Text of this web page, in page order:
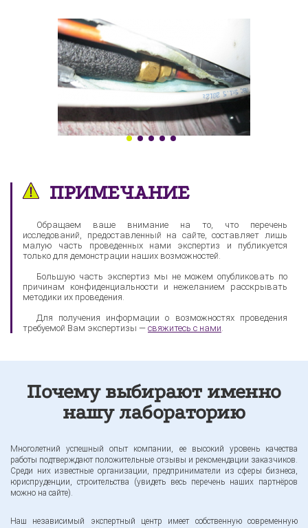
ПРИМЕЧАНИЕ
Обращаем ваше внимание на то, что перечень
исследований, предоставленный на сайте, составляет лишь
малую часть проведенных нами экспертиз и публикуется
только для демонстрации наших возможностей.
Большую часть экспертиз мы не можем опубликовать по
причинам конфиденциальности и нежеланием расскрывать
методики их проведения.
Для получения информации о возможностях проведения
требуемой Вам экспертизы — свяжитесь с нами
Почему выбирают именно
нашу лабораторию
Многолетний успешный опыт компании, ее высокий уровень качества
работы подтверждают положительные отзывы и рекомендации заказчиков.
Среди них известные организации, предприниматели из сферы бизнеса,
юриспруденции, строительства (увидеть весь перечень наших партнёров
можно на сайте).
Наш независимый экспертный центр имеет собственную современную